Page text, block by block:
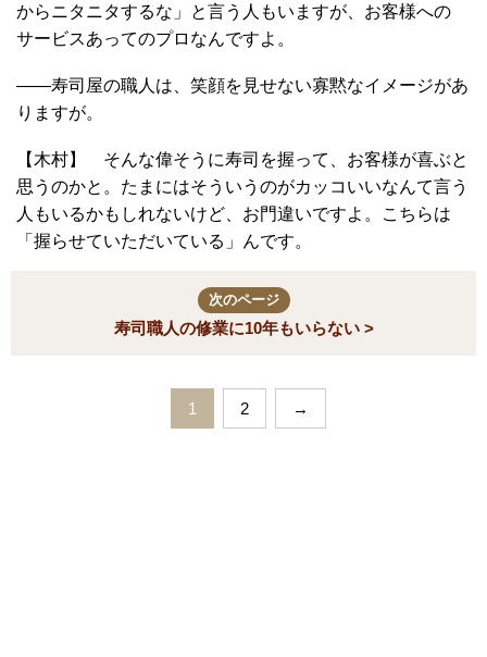
からニタニタするな」と言う人もいますが、お客様への
サービスあってのプロなんですよ。
――寿司屋の職人は、笑顔を見せない寡黙なイメージがあ
りますが。
【木村】 そんな偉そうに寿司を握って、お客様が喜ぶと
思うのかと。たまにはそういうのがカッコいいなんて言う
人もいるかもしれないけど、お門違いですよ。こちらは
「握らせていただいている」んです。
次のページ
寿司職人の修業に10年もいらない >
1 2 →